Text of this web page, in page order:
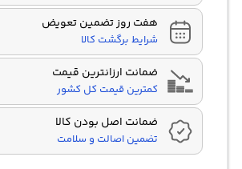
هفت روز تضمین تعویض
شرایط برگشت کالا
ضمانت ارزانترین قیمت
کمترین قیمت کل کشور
ضمانت اصل بودن کالا
تضمین اصالت و سلامت